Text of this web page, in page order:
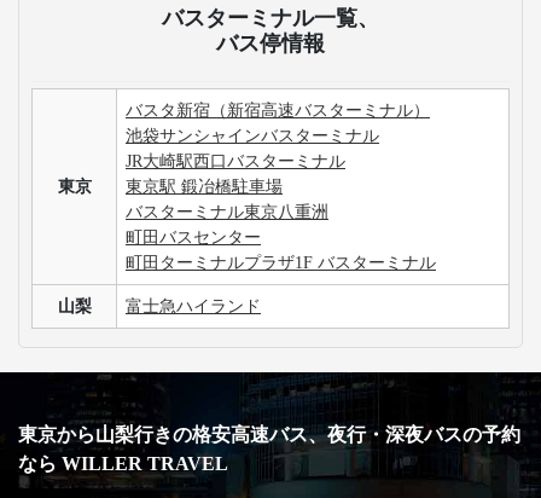
バスターミナル一覧、
バス停情報
東京
バスタ新宿（新宿高速バスターミナル）
池袋サンシャインバスターミナル
JR大崎駅西口バスターミナル
東京駅 鍛冶橋駐車場
バスターミナル東京八重洲
町田バスセンター
町田ターミナルプラザ1F バスターミナル
山梨 富士急ハイランド
東京から山梨行きの格安高速バス、夜行・深夜バスの予約
なら WILLER TRAVEL